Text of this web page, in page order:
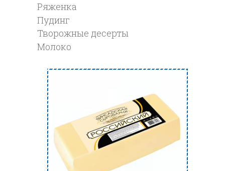
Ряженка
Пудинг
Творожные десерты
Молоко